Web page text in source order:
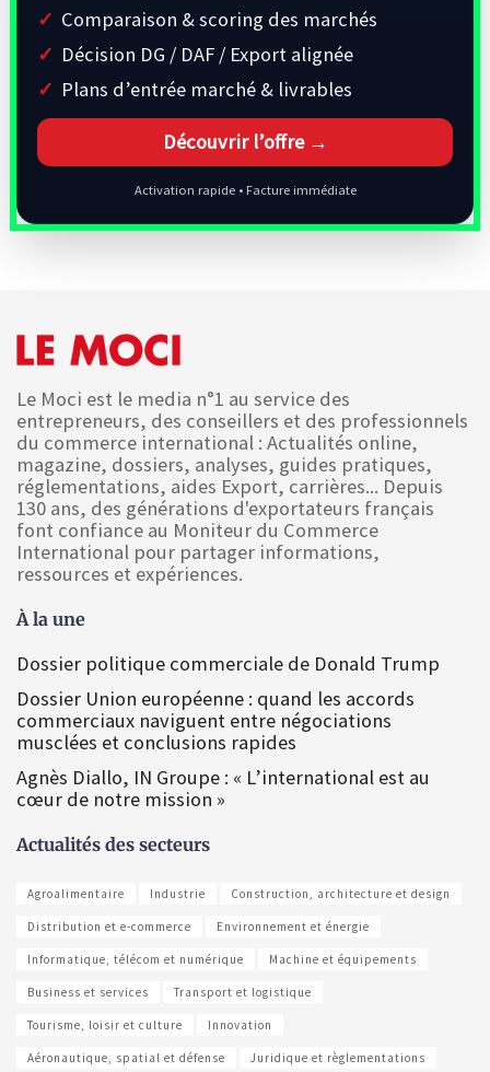
Comparaison & scoring des marchés
Décision DG / DAF / Export alignée
Plans d’entrée marché & livrables
Découvrir l’offre →
Activation rapide • Facture immédiate
Le Moci est le media n°1 au service des
entrepreneurs, des conseillers et des professionnels
du commerce international : Actualités online,
magazine, dossiers, analyses, guides pratiques,
réglementations, aides Export, carrières... Depuis
130 ans, des générations d'exportateurs français
font confiance au Moniteur du Commerce
International pour partager informations,
ressources et expériences.
À la une
Dossier politique commerciale de Donald Trump
Dossier Union européenne : quand les accords
commerciaux naviguent entre négociations
musclées et conclusions rapides
Agnès Diallo, IN Groupe : « L’international est au
cœur de notre mission »
Actualités des secteurs
Agroalimentaire Industrie Construction, architecture et design
Distribution et e-commerce Environnement et énergie
Informatique, télécom et numérique Machine et équipements
Business et services Transport et logistique
Tourisme, loisir et culture Innovation
Aéronautique, spatial et défense Juridique et règlementations